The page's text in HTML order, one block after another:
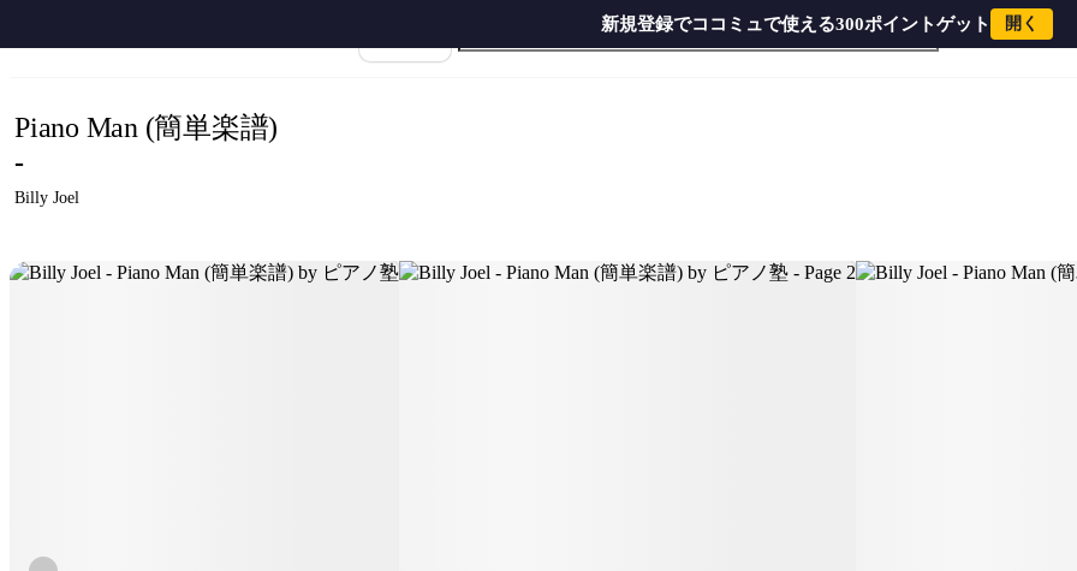
新規登録でココミュで使える300ポイントゲット 開く
Billy Joel - Piano Man (簡単楽譜) by ピアノ塾
Piano Man (簡単楽譜)
-
Billy Joel